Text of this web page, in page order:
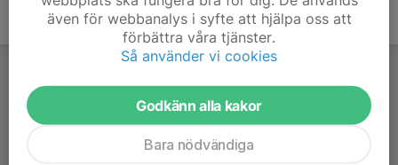
även för webbanalys i syfte att hjälpa oss att
förbättra våra tjänster.
Så använder vi cookies
Godkänn alla kakor
Bara nödvändiga